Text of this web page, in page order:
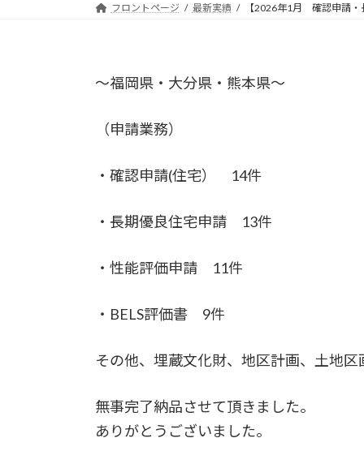
フロントページ 最新実績 【2026年1月 確認申請・
～福岡県・大分県・熊本県～
（申請業務）
・確認申請(住宅） 14件
・長期優良住宅申請 13件
・性能評価申請 11件
・BELS評価書 9件
その他、埋蔵文化財、地区計画、土地
無事完了納品させて頂きました。
ありがとうございました。